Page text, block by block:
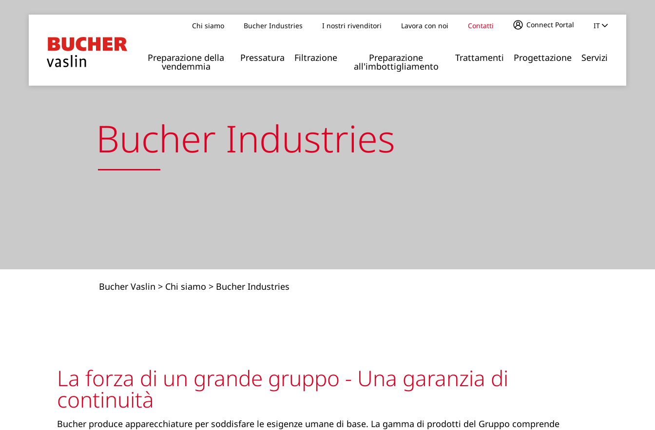
Chi siamo Bucher Industries I nostri rivenditori Lavora con noi Contatti Connect Portal IT
Preparazione della
vendemmia
Pressatura Filtrazione Preparazione
all'imbottigliamento
Trattamenti Progettazione Servizi
Bucher Industries
Bucher Vaslin > Chi siamo > Bucher Industries
La forza di un grande gruppo - Una garanzia di
continuità
Bucher produce apparecchiature per soddisfare le esigenze umane di base. La gamma di prodotti del Gruppo comprende